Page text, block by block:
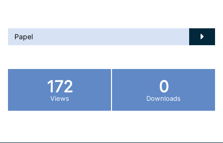
Papel
172
Views
0
Downloads